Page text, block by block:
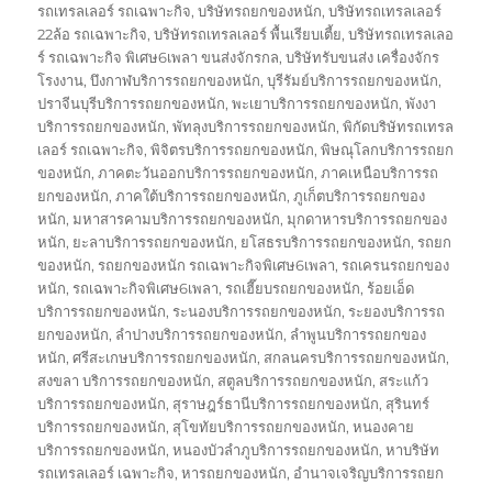
รถเทรลเลอร์ รถเฉพาะกิจ,บริษัทรถยกของหนัก,บริษัทรถเทรลเลอร์
22ล้อ รถเฉพาะกิจ,บริษัทรถเทรลเลอร์ พื้นเรียบเตี้ย,บริษัทรถเทรลเลอ
ร์ รถเฉพาะกิจ พิเศษ6เพลา ขนส่งจักรกล,บริษัทรับขนส่ง เครื่องจักร
โรงงาน,บึงกาฬบริการรถยกของหนัก,บุรีรัมย์บริการรถยกของหนัก,
ปราจีนบุรีบริการรถยกของหนัก,พะเยาบริการรถยกของหนัก,พังงา
บริการรถยกของหนัก,พัทลุงบริการรถยกของหนัก,พิกัดบริษัทรถเทรล
เลอร์ รถเฉพาะกิจ,พิจิตรบริการรถยกของหนัก,พิษณุโลกบริการรถยก
ของหนัก,ภาคตะวันออกบริการรถยกของหนัก,ภาคเหนือบริการรถ
ยกของหนัก,ภาคใต้บริการรถยกของหนัก,ภูเก็ตบริการรถยกของ
หนัก,มหาสารคามบริการรถยกของหนัก,มุกดาหารบริการรถยกของ
หนัก, ยะลาบริการรถยกของหนัก, ยโสธรบริการรถยกของหนัก,รถยก
ของหนัก,รถยกของหนัก รถเฉพาะกิจพิเศษ6เพลา,รถเครนรถยกของ
หนัก,รถเฉพาะกิจพิเศษ6เพลา,รถเฮี๊ยบรถยกของหนัก,ร้อยเอ็ด
บริการรถยกของหนัก,ระนองบริการรถยกของหนัก,ระยองบริการรถ
ยกของหนัก, ลำปางบริการรถยกของหนัก, ลำพูนบริการรถยกของ
หนัก,ศรีสะเกษบริการรถยกของหนัก, สกลนครบริการรถยกของหนัก,
สงขลา บริการรถยกของหนัก, สตูลบริการรถยกของหนัก, สระแก้ว
บริการรถยกของหนัก, สุราษฎร์ธานีบริการรถยกของหนัก, สุรินทร์
บริการรถยกของหนัก, สุโขทัยบริการรถยกของหนัก,หนองคาย
บริการรถยกของหนัก,หนองบัวลำภูบริการรถยกของหนัก,หาบริษัท
รถเทรลเลอร์ เฉพาะกิจ,หารถยกของหนัก, อำนาจเจริญบริการรถยก